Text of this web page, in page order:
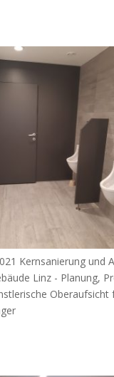
Kernsanierung und
Linz - Planung,
Oberaufsicht